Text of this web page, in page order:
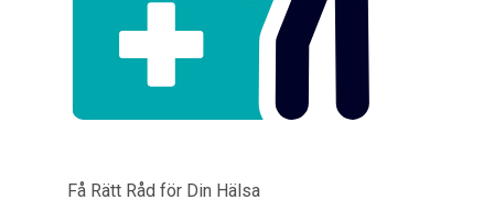
Få Rätt Råd för Din Hälsa